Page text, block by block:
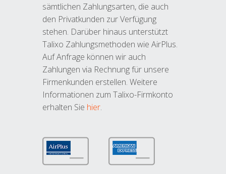
sämtlichen Zahlungsarten, die auch
den Privatkunden zur Verfügung
stehen. Darüber hinaus unterstützt
Talixo Zahlungsmethoden wie AirPlus.
Auf Anfrage können wir auch
Zahlungen via Rechnung für unsere
Firmenkunden erstellen. Weitere
Informationen zum Talixo-Firmkonto
erhalten Sie hier.